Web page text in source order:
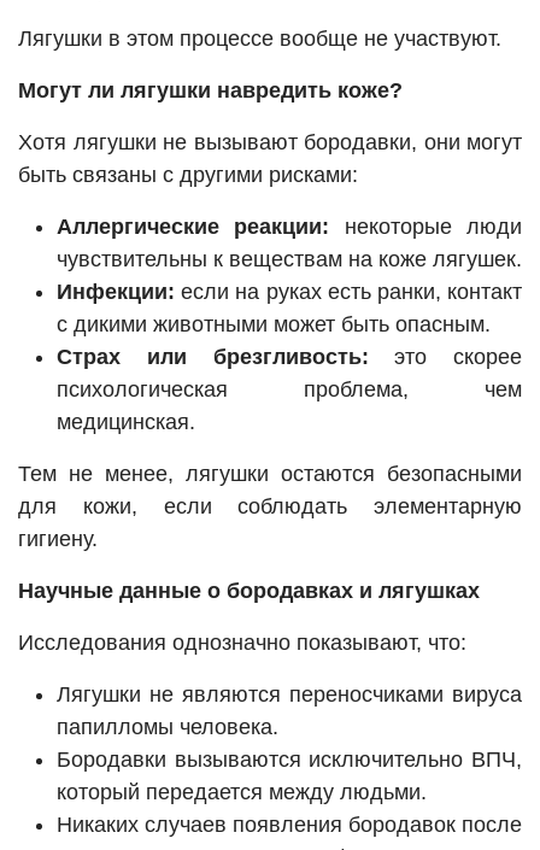
Лягушки в этом процессе вообще не участвуют.
Могут ли лягушки навредить коже?
Хотя лягушки не вызывают бородавки, они могут
быть связаны с другими рисками:
Аллергические реакции: некоторые люди
чувствительны к веществам на коже лягушек.
Инфекции: если на руках есть ранки, контакт
с дикими животными может быть опасным.
Страх или брезгливость: это скорее
психологическая проблема, чем
медицинская.
Тем не менее, лягушки остаются безопасными
для кожи, если соблюдать элементарную
гигиену.
Научные данные о бородавках и лягушках
Исследования однозначно показывают, что:
Лягушки не являются переносчиками вируса
папилломы человека.
Бородавки вызываются исключительно ВПЧ,
который передается между людьми.
Никаких случаев появления бородавок после